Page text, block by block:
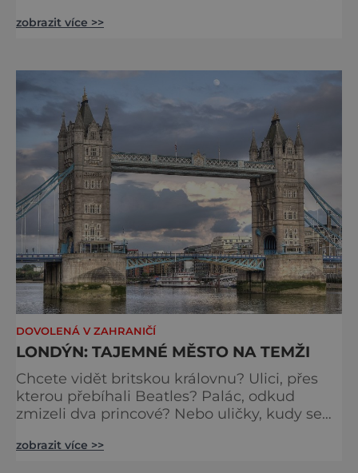
opucovat zašedlý kabát. Na konci srpna roku
čtyřčlenná údržbářská četa, vyzbrojena
hadry a kbelíky s mýdlovou vodou, po
několik dní navracela zašlý lesk. [caption
zobrazit více >>
DOVOLENÁ V ZAHRANIČÍ
LONDÝN: TAJEMNÉ MĚSTO NA TEMŽI
Chcete vidět britskou královnu? Ulici, přes
kterou přebíhali Beatles? Palác, odkud
zmizeli dva princové? Nebo uličky, kudy se
jak to všechno stihnout? Kouzelný Londýn
zobrazit více >>